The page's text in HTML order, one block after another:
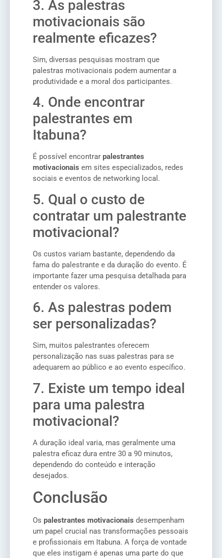
3. As palestras
motivacionais são
realmente eficazes?
Sim, diversas pesquisas mostram que
palestras motivacionais podem aumentar a
produtividade e a moral dos participantes.
4. Onde encontrar
palestrantes em
Itabuna?
É possível encontrar palestrantes
motivacionais em sites especializados, redes
sociais e eventos de networking local.
5. Qual o custo de
contratar um palestrante
motivacional?
Os custos variam bastante, dependendo da
fama do palestrante e da duração do evento. É
importante fazer uma pesquisa detalhada para
entender os valores.
6. As palestras podem
ser personalizadas?
Sim, muitos palestrantes oferecem
personalização nas suas palestras para se
adequarem ao público e ao evento específico.
7. Existe um tempo ideal
para uma palestra
motivacional?
A duração ideal varia, mas geralmente uma
palestra eficaz dura entre 30 a 90 minutos,
dependendo do conteúdo e interação
desejados.
Conclusão
Os palestrantes motivacionais desempenham
um papel crucial nas transformações pessoais
e profissionais em Itabuna. A força de vontade
que eles instigam é apenas uma parte do que